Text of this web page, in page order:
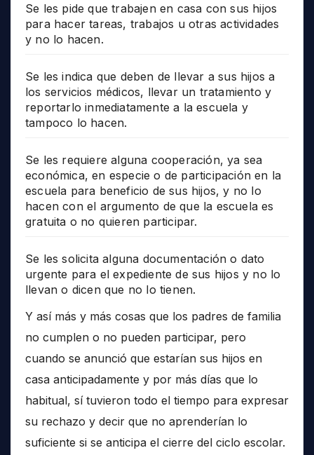
Se les pide que trabajen en casa con sus hijos
para hacer tareas, trabajos u otras actividades
y no lo hacen.
Se les indica que deben de llevar a sus hijos a
los servicios médicos, llevar un tratamiento y
reportarlo inmediatamente a la escuela y
tampoco lo hacen.
Se les requiere alguna cooperación, ya sea
económica, en especie o de participación en la
escuela para beneficio de sus hijos, y no lo
hacen con el argumento de que la escuela es
gratuita o no quieren participar.
Se les solicita alguna documentación o dato
urgente para el expediente de sus hijos y no lo
llevan o dicen que no lo tienen.
Y así más y más cosas que los padres de familia
no cumplen o no pueden participar, pero
cuando se anunció que estarían sus hijos en
casa anticipadamente y por más días que lo
habitual, sí tuvieron todo el tiempo para expresar
su rechazo y decir que no aprenderían lo
suficiente si se anticipa el cierre del ciclo escolar.